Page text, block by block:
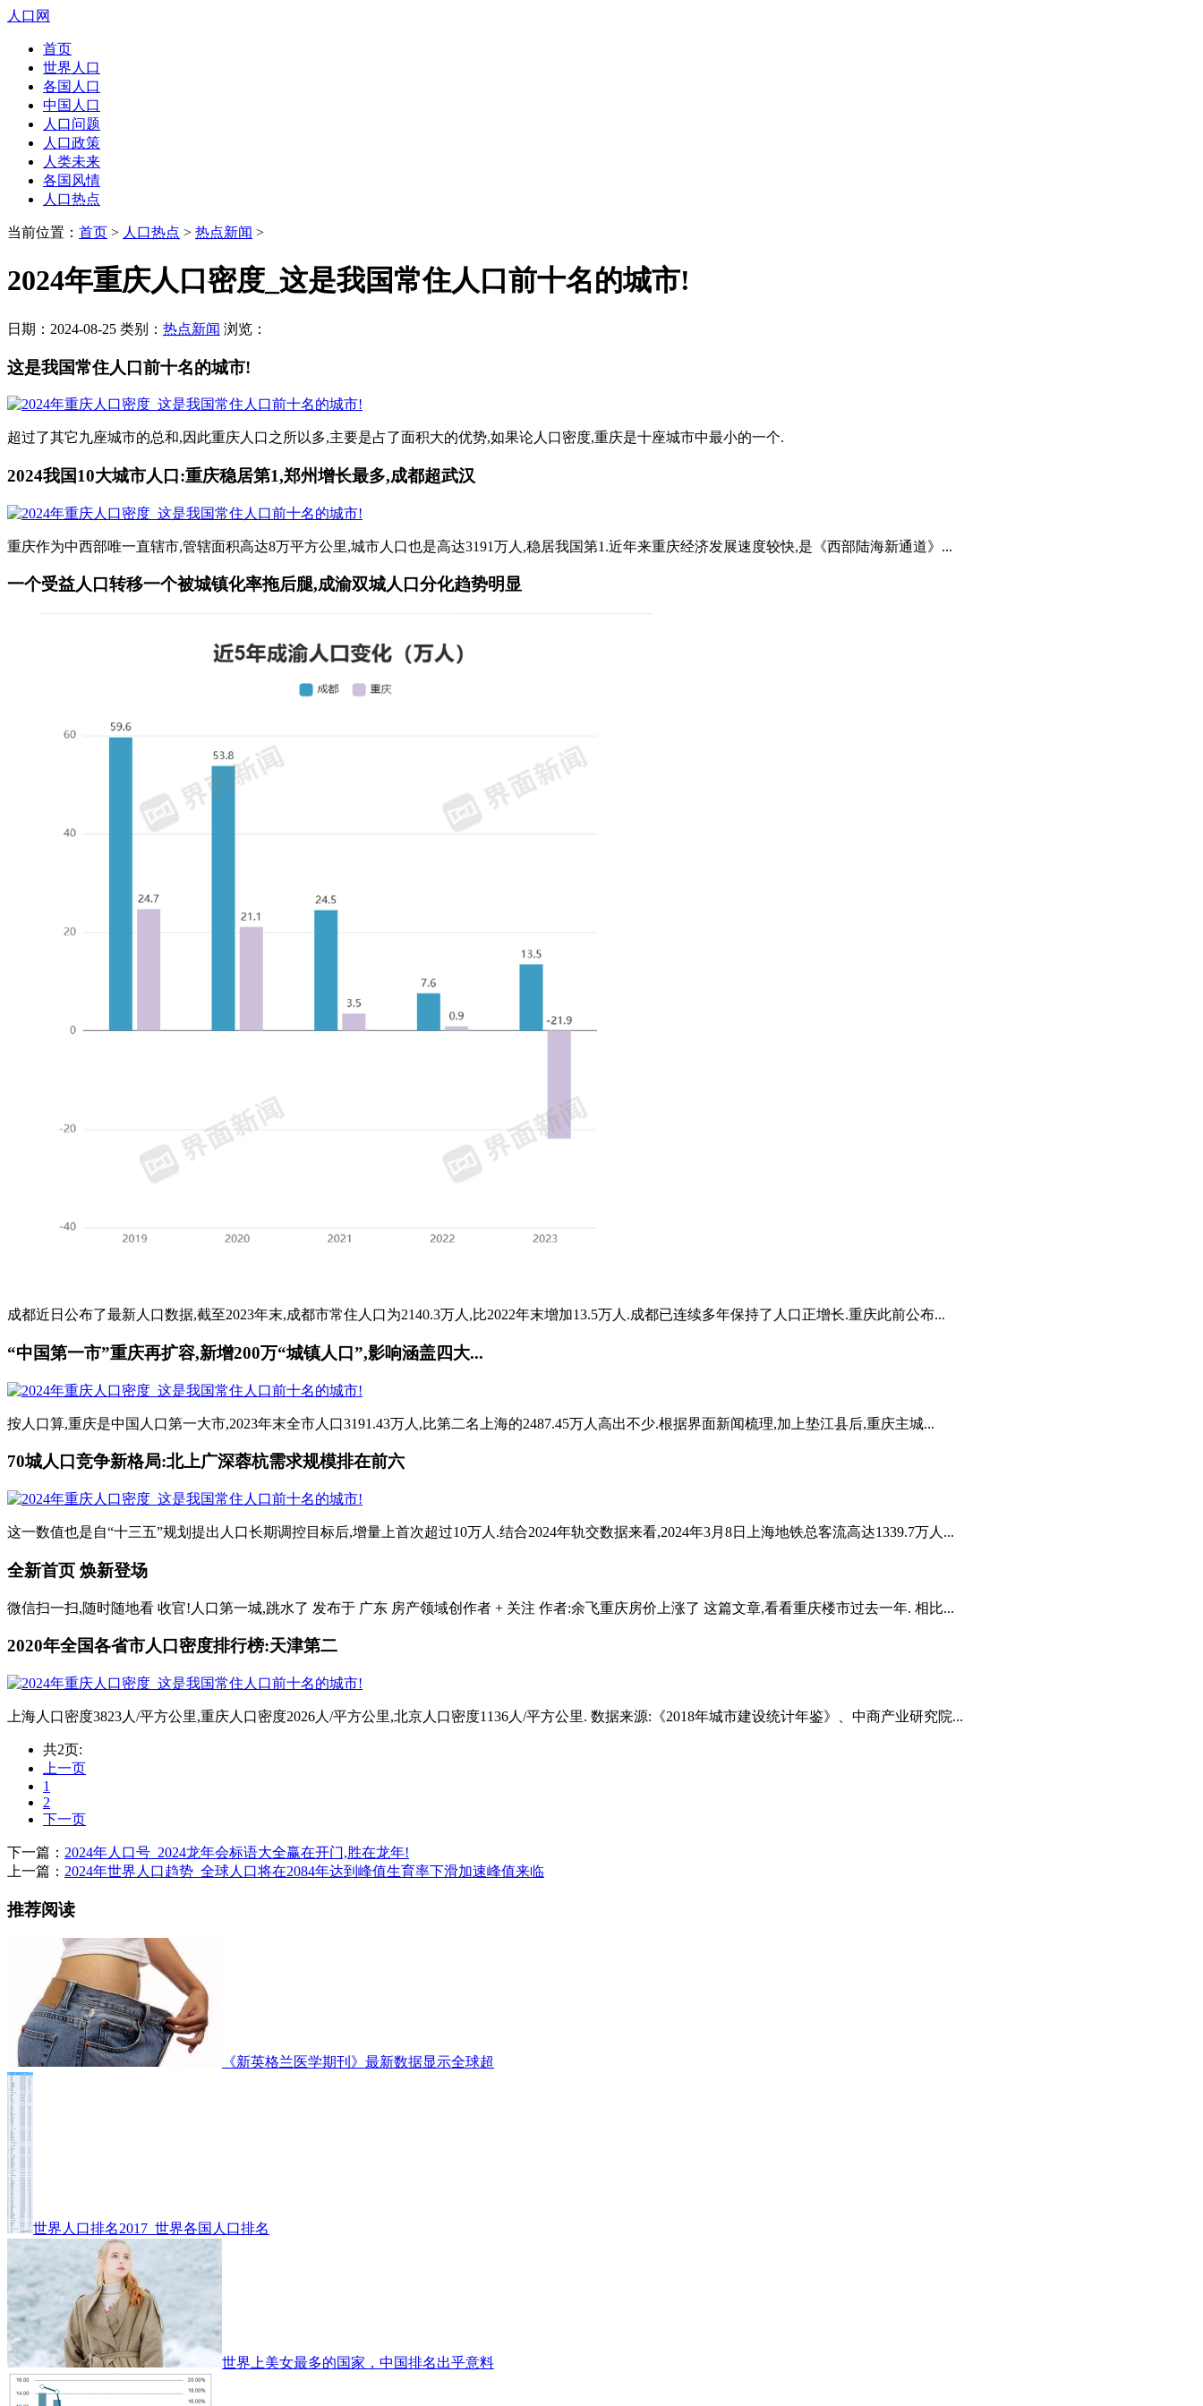
人口网
首页
世界人口
各国人口
中国人口
人口问题
人口政策
人类未来
各国风情
人口热点
当前位置： 首页 > 人口热点 > 热点新闻 >
2024年重庆人口密度_这是我国常住人口前十名的城市!
日期：2024-08-25 类别： 热点新闻 浏览：
这是我国常住人口前十名的城市!
超过了其它九座城市的总和,因此重庆人口之所以多,主要是占了面积大的优势,如果论人口密度,重庆是十座城市中最小的一个.
2024我国10大城市人口:重庆稳居第1,郑州增长最多,成都超武汉
重庆作为中西部唯一直辖市,管辖面积高达8万平方公里,城市人口也是高达3191万人,稳居我国第1.近年来重庆经济发展速度较快,是《西部陆海新通道》...
一个受益人口转移一个被城镇化率拖后腿,成渝双城人口分化趋势明显
成都近日公布了最新人口数据,截至2023年末,成都市常住人口为2140.3万人,比2022年末增加13.5万人.成都已连续多年保持了人口正增长.重庆此前公布...
“中国第一市”重庆再扩容,新增200万“城镇人口”,影响涵盖四大...
按人口算,重庆是中国人口第一大市,2023年末全市人口3191.43万人,比第二名上海的2487.45万人高出不少.根据界面新闻梳理,加上垫江县后,重庆主城...
70城人口竞争新格局:北上广深蓉杭需求规模排在前六
这一数值也是自“十三五”规划提出人口长期调控目标后,增量上首次超过10万人.结合2024年轨交数据来看,2024年3月8日上海地铁总客流高达1339.7万人...
全新首页 焕新登场
微信扫一扫,随时随地看 收官!人口第一城,跳水了 发布于 广东 房产领域创作者 + 关注 作者:余飞重庆房价上涨了 这篇文章,看看重庆楼市过去一年. 相比...
2020年全国各省市人口密度排行榜:天津第二
上海人口密度3823人/平方公里,重庆人口密度2026人/平方公里,北京人口密度1136人/平方公里. 数据来源:《2018年城市建设统计年鉴》、中商产业研究院...
共2页:
上一页
1
2
下一页
下一篇： 2024年人口号_2024龙年会标语大全赢在开门,胜在龙年!
上一篇： 2024年世界人口趋势_全球人口将在2084年达到峰值生育率下滑加速峰值来临
推荐阅读
《新英格兰医学期刊》最新数据显示全球超
世界人口排名2017_世界各国人口排名
世界上美女最多的国家，中国排名出乎意料